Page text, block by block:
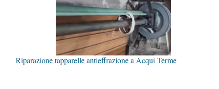
Riparazione tapparelle antieffrazione a Acqui Terme